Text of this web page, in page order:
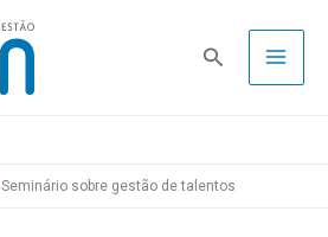
Pesquisa
Seminário sobre gestão de talentos